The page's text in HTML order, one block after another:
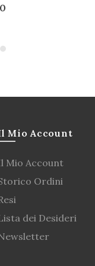
Mio Account
Mio Account
Ordini
dei Desideri